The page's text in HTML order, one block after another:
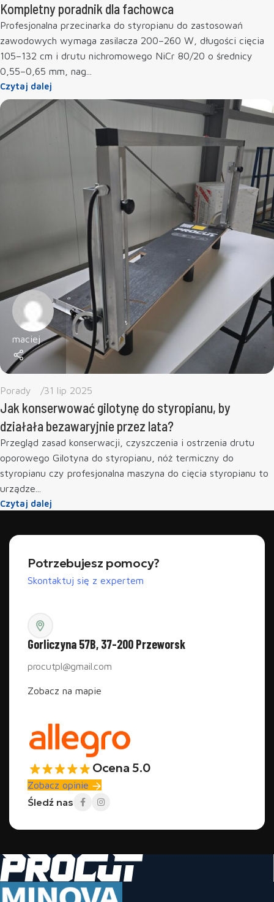
Kompletny poradnik dla fachowca
Profesjonalna przecinarka do styropianu do zastosowań
zawodowych wymaga zasilacza 200–260 W, długości cięcia
105–132 cm i drutu nichromowego NiCr 80/20 o średnicy
0,55–0,65 mm, nag...
Czytaj dalej
maciej
Porady 31 lip 2025
Jak konserwować gilotynę do styropianu, by
działała bezawaryjnie przez lata?
Przegląd zasad konserwacji, czyszczenia i ostrzenia drutu
oporowego Gilotyna do styropianu, nóż termiczny do
styropianu czy profesjonalna maszyna do cięcia styropianu to
urządze...
Czytaj dalej
Potrzebujesz pomocy?
Skontaktuj się z expertem
Gorliczyna 57B, 37-200 Przeworsk
procutpl@gmail.com
Zobacz na mapie
Ocena 5.0
Zobacz opinie
Śledź nas